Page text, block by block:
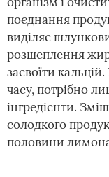
поєднання
виділяє
розщеплення
засвоїти
часу, потрібно
інгредієнти.
солодкого
половини лимона